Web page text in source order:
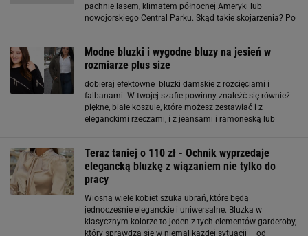
pachnie lasem, klimatem północnej Ameryki lub
nowojorskiego Central Parku. Skąd takie skojarzenia? Po
Modne bluzki i wygodne bluzy na jesień w
rozmiarze plus size
dobieraj efektowne bluzki damskie z rozcięciami i
falbanami. W twojej szafie powinny znaleźć się również
piękne, białe koszule, które możesz zestawiać i z
eleganckimi rzeczami, i z jeansami i ramoneską lub
Teraz taniej o 110 zł - Ochnik wyprzedaje
elegancką bluzkę z wiązaniem nie tylko do
pracy
Wiosną wiele kobiet szuka ubrań, które będą
jednocześnie eleganckie i uniwersalne. Bluzka w
klasycznym kolorze to jeden z tych elementów garderoby,
który sprawdza się w niemal każdej sytuacji – od